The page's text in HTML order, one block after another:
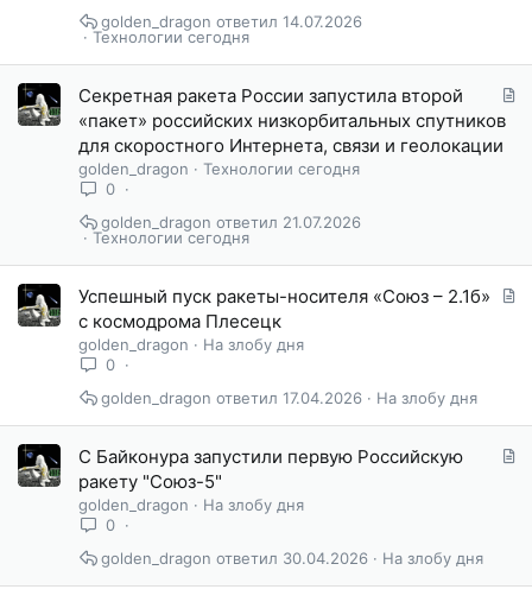
Технологии сегодня
14.07.2026
golden_dragon
С
Секретная ракета России запустила второй
«пакет» российских низкорбитальных спутников
для скоростного Интернета, связи и геолокации
golden_dragon
Технологии сегодня
0
Технологии сегодня
21.07.2026
golden_dragon
С
Успешный пуск ракеты-носителя «Союз – 2.1б»
с космодрома Плесецк
golden_dragon
На злобу дня
0
На злобу дня
17.04.2026
golden_dragon
С
С Байконура запустили первую Российскую
ракету "Союз-5"
golden_dragon
На злобу дня
0
На злобу дня
30.04.2026
golden_dragon